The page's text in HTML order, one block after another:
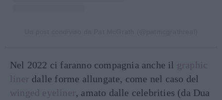
Nel 2022 ci faranno compagnia anche il graphic
liner dalle forme allungate, come nel caso del
winged eyeliner , amato dalle celebrities (da Dua